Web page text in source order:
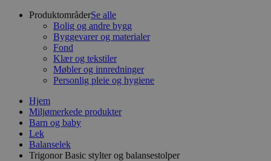
ProduktområderSe alle
Bolig og andre bygg
Byggevarer og materialer
Fond
Klær og tekstiler
Møbler og innredninger
Personlig pleie og hygiene
Hjem
Miljømerkede produkter
Barn og baby
Lek
Balanselek
Trigonor Basic stylter og balansestolper